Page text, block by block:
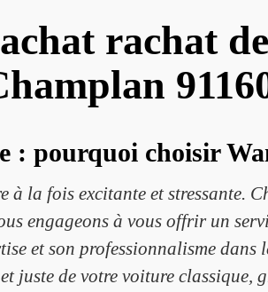
rachat
: pourquoi choisir
la fois excitante et stressante.
engageons à vous offrir un
et son professionnalisme
juste de votre voiture